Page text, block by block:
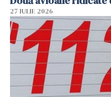
27 IULIE 2026